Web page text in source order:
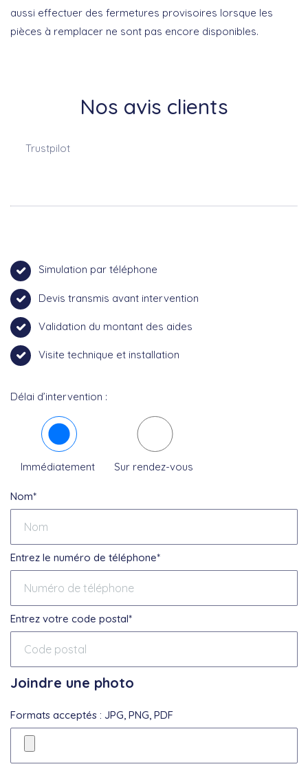
aussi effectuer des fermetures provisoires lorsque les
pièces à remplacer ne sont pas encore disponibles.
Nos avis clients
Trustpilot
Simulation par téléphone
Devis transmis avant intervention
Validation du montant des aides
Visite technique et installation
Délai d’intervention :
Immédiatement Sur rendez-vous
Nom*
Entrez le numéro de téléphone*
Entrez votre code postal*
Joindre une photo
Formats acceptés : JPG, PNG, PDF